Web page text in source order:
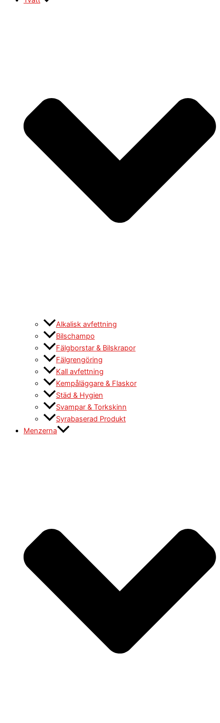
Alkalisk avfettning
Bilschampo
Fälgborstar & Bilskrapor
Fälgrengöring
Kall avfettning
Kempåläggare & Flaskor
Städ & Hygien
Svampar & Torkskinn
Syrabaserad Produkt
Menzerna